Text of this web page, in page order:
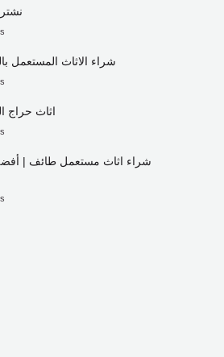
شراء الاثاث المستعمل بالطائف |
اثاث حراج
شراء اثاث مستعمل طائف |